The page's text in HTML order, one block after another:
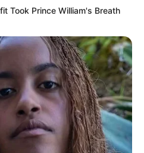
Took Prince William's Breath